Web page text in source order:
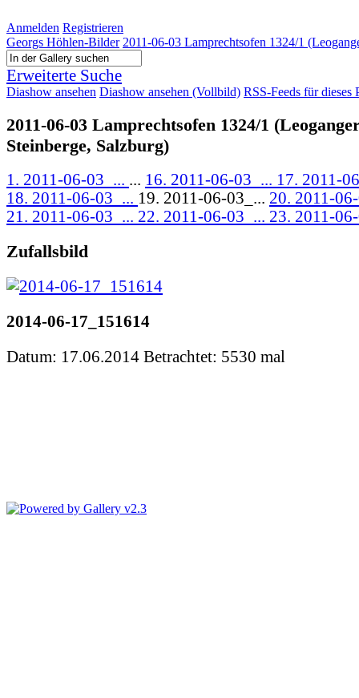
Anmelden Registrieren
Georgs Höhlen-Bilder 2011-06-03 Lamprechtsofen 1324/1
Erweiterte Suche
Diashow ansehen Diashow ansehen (Vollbild) RSS-Feeds für dieses
2011-06-03 Lamprechtsofen 1324/1
Steinberge, Salzburg)
1. 2011-06-03_... ... 16. 2011-06-03_... 17. 2011-
18. 2011-06-03_... 19. 2011-06-03_... 20. 2011-
21. 2011-06-03_... 22. 2011-06-03_... 23. 2011-
Zufallsbild
2014-06-17_151614
Datum: 17.06.2014 Betrachtet: 5530 mal